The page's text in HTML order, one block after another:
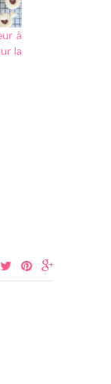
à
la